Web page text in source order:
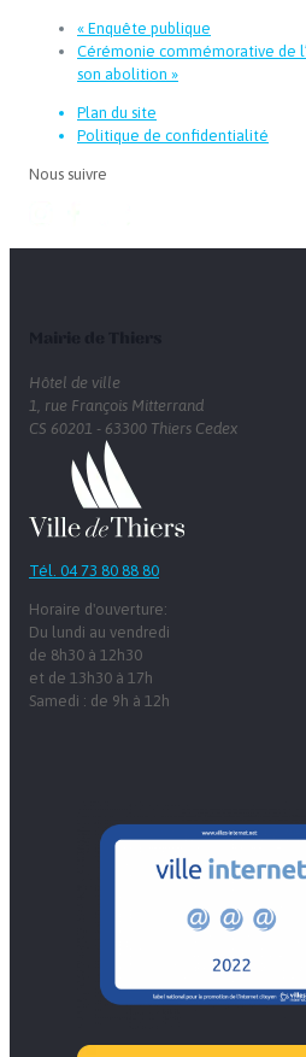
« Enquête publique
Cérémonie commémorative de
son abolition »
Plan du site
Politique de confidentialité
Nous suivre
Hôtel de ville
1, rue François Mitterrand
CS 60201 - 63300 Thiers Cedex
Tél. 04 73 80 88 80
Horaire d'ouverture:
Du lundi au vendredi
de 8h30 à 12h30
et de 13h30 à 17h
Samedi : de 9h à 12h